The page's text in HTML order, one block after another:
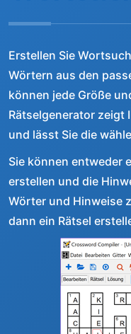
Erstellen Sie
Wörtern aus den
können jede Größe
Rätselgenerator zeigt
und lässt Sie die
Sie können entweder
erstellen und die
Wörter und Hinweise
dann ein Rätsel